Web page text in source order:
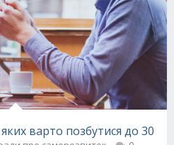
варто позбутися до 30